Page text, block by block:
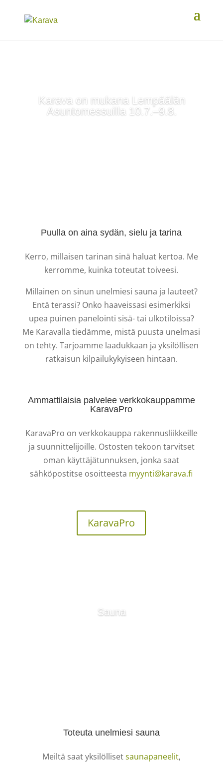
Karava on mukana Lempäälän
Asuntomessuilla 10.7.–9.8.
Puulla on aina sydän, sielu ja tarina
Kerro, millaisen tarinan sinä haluat kertoa. Me
kerromme, kuinka toteutat toiveesi.
Millainen on sinun unelmiesi sauna ja lauteet?
Entä terassi? Onko haaveissasi esimerkiksi
upea puinen panelointi sisä- tai ulkotiloissa?
Me Karavalla tiedämme, mistä puusta unelmasi
on tehty. Tarjoamme laadukkaan ja yksilöllisen
ratkaisun kilpailukykyiseen hintaan.
Ammattilaisia palvelee verkkokauppamme
KaravaPro
KaravaPro on verkkokauppa rakennusliikkeille
ja suunnittelijoille. Ostosten tekoon tarvitset
oman käyttäjätunnuksen, jonka saat
sähköpostitse osoitteesta myynti@karava.fi
KaravaPro
Sauna
Toteuta unelmiesi sauna
Meiltä saat yksilöllisetsaunapaneelit,